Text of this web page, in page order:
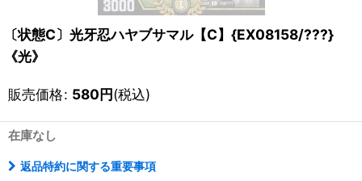
〔状態C〕光牙忍ハヤブサマル【C】{EX08158/???}
《光》
販売価格: 580円(税込)
在庫なし
返品特約に関する重要事項